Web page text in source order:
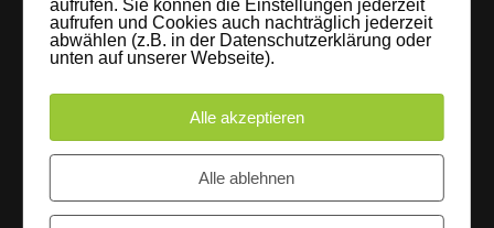
entspannter Loftatmosphäre realisieren. Alles da, was man
braucht: Technik, Platz, Couch und Kaffee. Folgt uns!
Letzte Beiträge
60 Jahre WG UNITAS eG [Scholz & Heinz]
aufrufen. Sie können die Einstellungen jederzeit
aufrufen und Cookies auch nachträglich jederzeit
abwählen (z.B. in der Datenschutzerklärung oder
unten auf unserer Webseite).
Alle akzeptieren
Alle ablehnen